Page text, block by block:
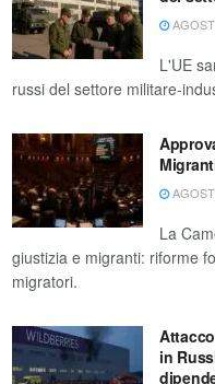
L'UE
russi del settore militare-
La
giustizia e migranti: riforme
migratori.
in